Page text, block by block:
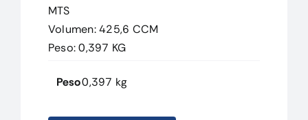
MTS
Volumen: 425,6 CCM
Peso: 0,397 KG
Peso0,397 kg